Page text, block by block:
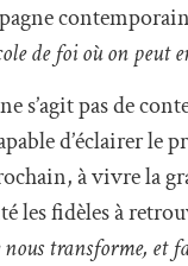
de foi où on peut
pas de
d’éclairer le
à vivre la
fidèles à
transforme, et